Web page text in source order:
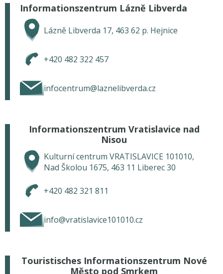
Informationszentrum Lázně Libverda
Lázně Libverda 17, 463 62 p. Hejnice
+420 482 322 457
infocentrum@laznelibverda.cz
Informationszentrum Vratislavice nad
Nisou
Kulturní centrum VRATISLAVICE 101010,
Nad Školou 1675, 463 11 Liberec 30
+420 482 321 811
info@vratislavice101010.cz
Touristisches Informationszentrum Nové
Město pod Smrkem